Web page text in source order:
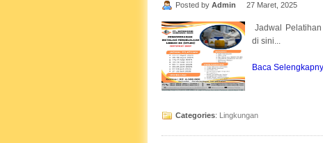
Posted by Admin 27 Maret, 2025
Jadwal
di sini...
Baca
Categories: Lingkungan